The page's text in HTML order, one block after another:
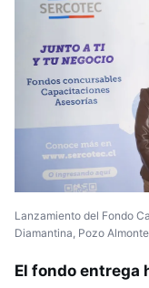
Lanzamiento del Fondo
Diamantina, Pozo
El fondo entrega